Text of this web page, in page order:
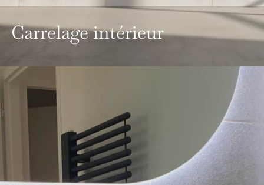
Carrelage intérieur